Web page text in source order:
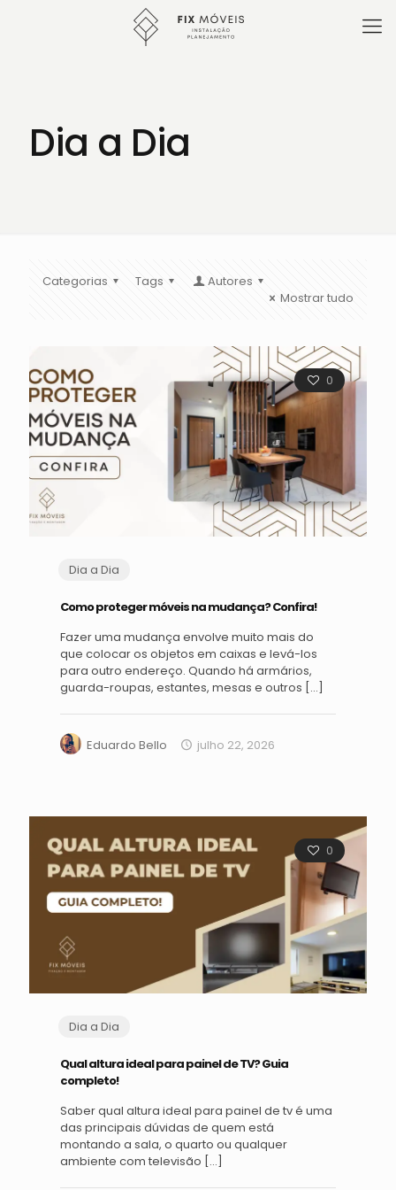
Dia a Dia
Categorias Tags
Autores
Mostrar tudo
0
Dia a Dia
Como proteger móveis na mudança? Confira!
Fazer uma mudança envolve muito mais do
que colocar os objetos em caixas e levá-los
para outro endereço. Quando há armários,
guarda-roupas, estantes, mesas e outros […]
Eduardo Bello julho 22, 2026
0
Dia a Dia
Qual altura ideal para painel de TV? Guia
completo!
Saber qual altura ideal para painel de tv é uma
das principais dúvidas de quem está
montando a sala, o quarto ou qualquer
ambiente com televisão […]